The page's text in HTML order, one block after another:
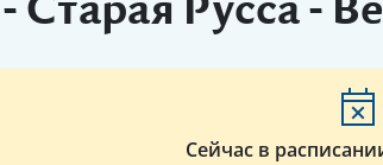
Старая Русса -
Сейчас в